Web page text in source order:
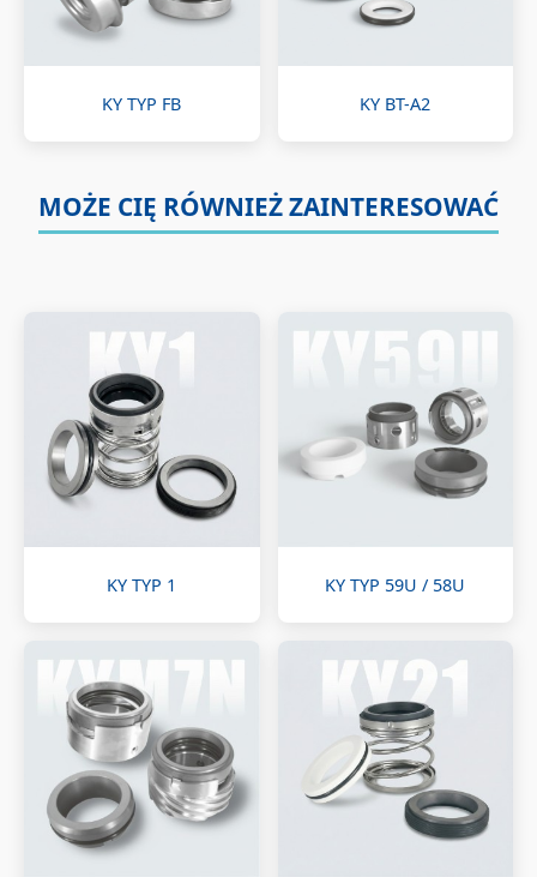
KY TYP FB KY BT-A2
MOŻE CIĘ RÓWNIEŻ ZAINTERESOWAĆ
KY TYP 1 KY TYP 59U / 58U